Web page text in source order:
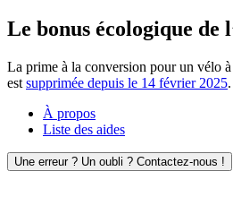
Le bonus écologique de
La prime à la conversion pour un vélo
est supprimée depuis le 14 février 2025.
À propos
Liste des aides
Une erreur ? Un oubli ? Contactez-nous !